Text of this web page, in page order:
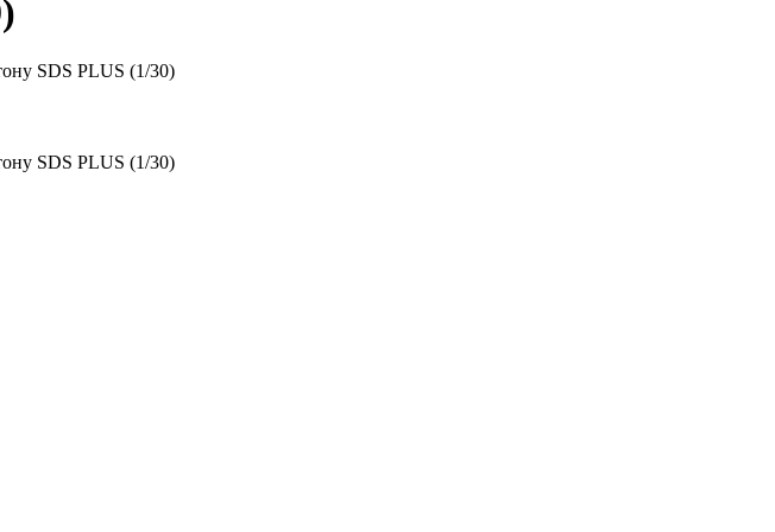
SDS PLUS (1/30)
SDS PLUS (1/30)